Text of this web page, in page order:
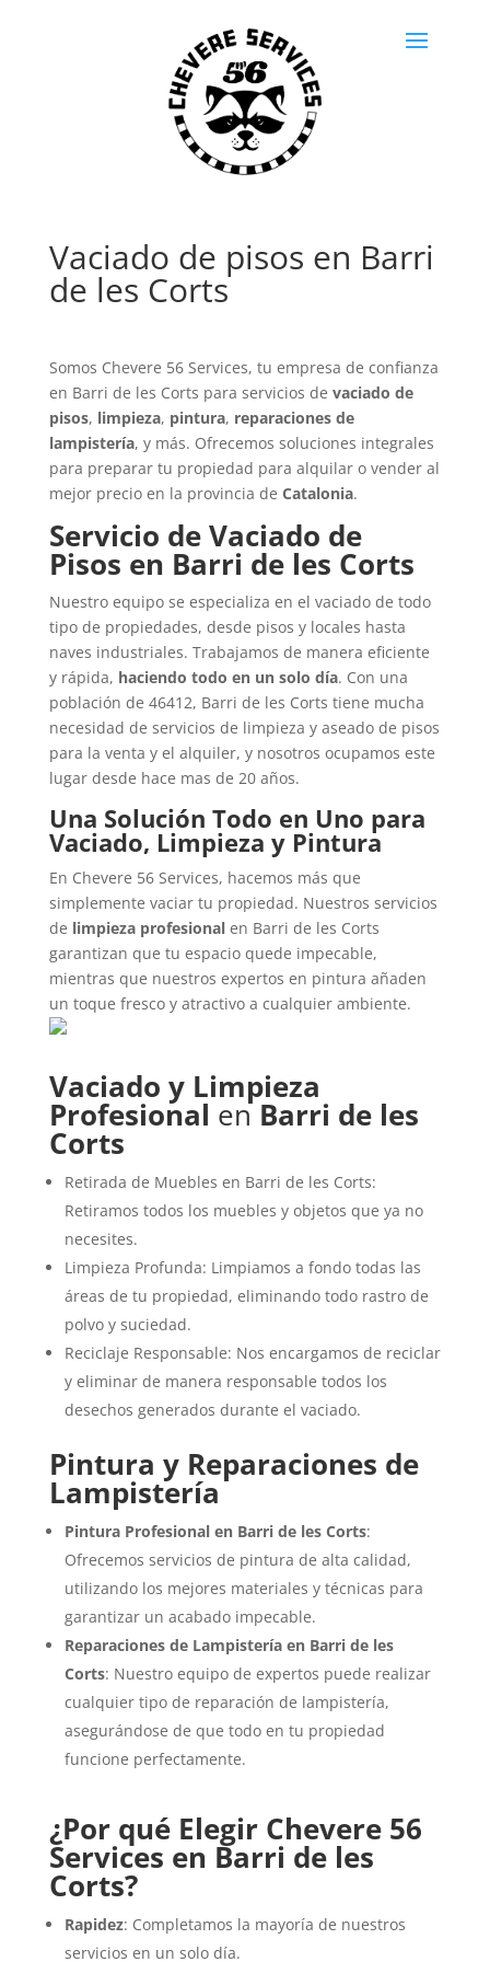
Vaciado de pisos en Barri
de les Corts
Somos Chevere 56 Services, tu empresa de confianza
en Barri de les Corts para servicios de vaciado de
pisos, limpieza, pintura, reparaciones de
lampistería, y más. Ofrecemos soluciones integrales
para preparar tu propiedad para alquilar o vender al
mejor precio en la provincia de Catalonia.
Servicio de Vaciado de
Pisos en Barri de les Corts
Nuestro equipo se especializa en el vaciado de todo
tipo de propiedades, desde pisos y locales hasta
naves industriales. Trabajamos de manera eficiente
y rápida, haciendo todo en un solo día. Con una
población de 46412, Barri de les Corts tiene mucha
necesidad de servicios de limpieza y aseado de pisos
para la venta y el alquiler, y nosotros ocupamos este
lugar desde hace mas de 20 años.
Una Solución Todo en Uno para
Vaciado, Limpieza y Pintura
En Chevere 56 Services, hacemos más que
simplemente vaciar tu propiedad. Nuestros servicios
de limpieza profesionalen Barri de les Corts
garantizan que tu espacio quede impecable,
mientras que nuestros expertos en pintura añaden
un toque fresco y atractivo a cualquier ambiente.
Vaciado y Limpieza
Profesional en Barri de les
Corts
Retirada de Muebles en Barri de les Corts:
Retiramos todos los muebles y objetos que ya no
necesites.
Limpieza Profunda: Limpiamos a fondo todas las
áreas de tu propiedad, eliminando todo rastro de
polvo y suciedad.
Reciclaje Responsable: Nos encargamos de reciclar
y eliminar de manera responsable todos los
desechos generados durante el vaciado.
Pintura y Reparaciones de
Lampistería
Pintura Profesional en Barri de les Corts:
Ofrecemos servicios de pintura de alta calidad,
utilizando los mejores materiales y técnicas para
garantizar un acabado impecable.
Reparaciones de Lampistería en Barri de les
Corts: Nuestro equipo de expertos puede realizar
cualquier tipo de reparación de lampistería,
asegurándose de que todo en tu propiedad
funcione perfectamente.
¿Por qué Elegir Chevere 56
Services en Barri de les
Corts?
Rapidez: Completamos la mayoría de nuestros
servicios en un solo día.